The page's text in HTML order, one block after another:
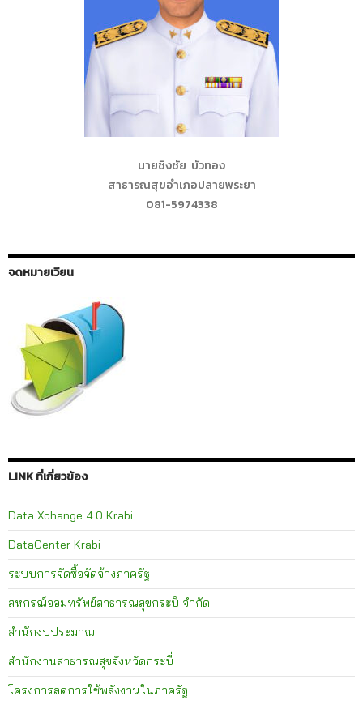
นายชิงชัย บัวทอง
สาธารณสุขอำเภอปลายพระยา
081-5974338
จดหมายเวียน
LINK ที่เกี่ยวข้อง
Data Xchange 4.0 Krabi
DataCenter Krabi
ระบบการจัดซื้อจัดจ้างภาครัฐ
สหกรณ์ออมทรัพย์สาธารณสุขกระบี่ จำกัด
สำนักงบประมาณ
สำนักงานสาธารณสุขจังหวัดกระบี่
โครงการลดการใช้พลังงานในภาครัฐ